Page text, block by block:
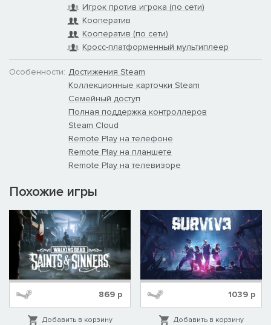
Игрок против игрока (по сети)
Кооператив
Кооператив (по сети)
Кросс-платформенный мультиплеер
Особенности: Достижения Steam
Коллекционные карточки Steam
Семейный доступ
Полная поддержка контроллеров
Steam Cloud
Remote Play на телефоне
Remote Play на планшете
Remote Play на телевизоре
Похожие игры
869 р
Добавить в корзину
1039 р
Добавить в корзину